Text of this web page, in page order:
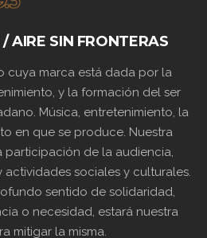
AIRE SIN FRONTERAS
cuya marca está dada por la
y la formación del ser
Música, entretenimiento, la
en que se produce. Nuestra
participación de la audiencia,
sociales y culturales.
sentido de solidaridad,
o necesidad, estará nuestra
mitigar la misma.